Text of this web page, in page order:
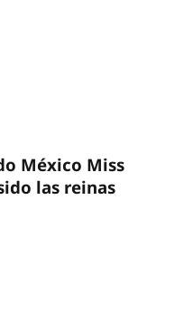
México Miss
las reinas